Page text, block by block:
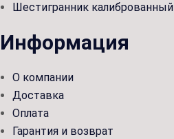
Шестигранник калиброванный
Информация
О компании
Доставка
Оплата
Гарантия и возврат